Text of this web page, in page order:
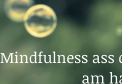
Mindfulness ass
am